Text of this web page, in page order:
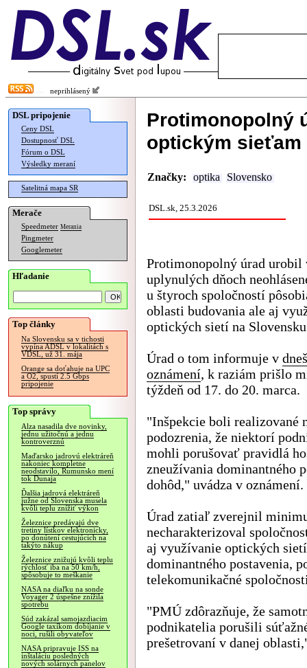
neprihlásený
DSL pripojenie
Ceny DSL
Dostupnosť DSL
Fórum o DSL
Výsledky meraní
Satelitná mapa SR
Merače
Speedmeter Merania
Pingmeter
Googlemeter
Hľadanie
Top články
Na Slovensku sa v tichosti
vypína ADSL v lokalitách s
VDSL, už 31. mája
Orange sa doťahuje na UPC
a O2, spustí 2.5 Gbps
pripojenie
Top správy
Alza nasadila dve novinky,
jednu užitočnú a jednu
kontroverznú
Maďarsko jadrovú elektráreň
nakoniec kompletne
neodstavilo, Rumunsko mení
tok Dunaja
Ďalšia jadrová elektráreň
južne od Slovenska musela
kvôli teplu znížiť výkon
Železnice predávajú dve
tretiny lístkov elektronicky,
po donútení cestujúcich na
takýto nákup
Železnice znižujú kvôli teplu
rýchlosť iba na 50 km/h,
spôsobuje to meškanie
NASA na diaľku na sonde
Voyager 2 úspešne znížila
spotrebu
Súd zakázal samojazdiacim
Google taxíkom dobíjanie v
noci, rušili obyvateľov
NASA pripravuje ISS na
inštaláciu posledných
nových solárnych panelov
Protimonopolný
optickým sieťam
Značky: optika Slovensko
DSL.sk, 25.3.2026
Protimonopolný úrad urobil
uplynulých dňoch
u štyroch spoločností
oblasti budovania ale aj
optických sietí na
Úrad o tom informuje v
oznámení, k raziám prišlo
týždeň od 17. do 20. marca.
"Inšpekcie boli realizované
podozrenia, že niektorí
mohli porušovať pravidlá
zneužívania dominantného
dohôd," uvádza v oznámení.
Úrad zatiaľ zverejnil
necharakterizoval
aj využívanie optických
dominantného postavenia,
telekomunikačné
"PMÚ zdôrazňuje, že
podnikatelia porušili
prešetrovaní v danej